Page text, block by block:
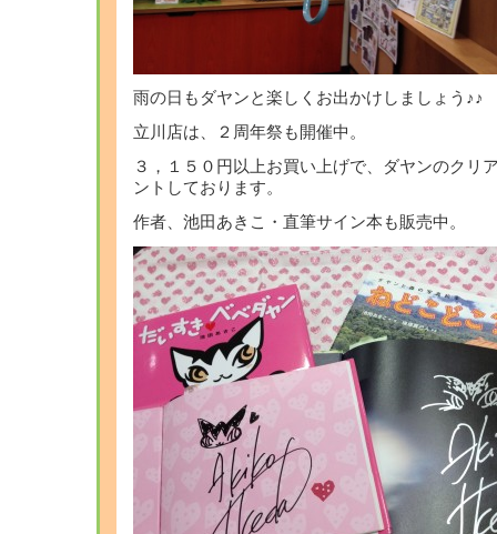
雨の日もダヤンと楽しくお出かけしましょう♪♪
立川店は、２周年祭も開催中。
３，１５０円以上お買い上げで、ダヤンのクリ
ントしております。
作者、池田あきこ・直筆サイン本も販売中。